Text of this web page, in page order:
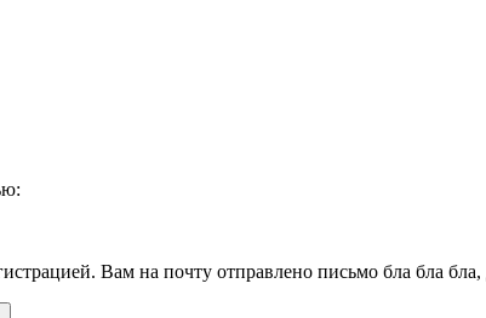
Вам на почту отправлено письмо бла бла